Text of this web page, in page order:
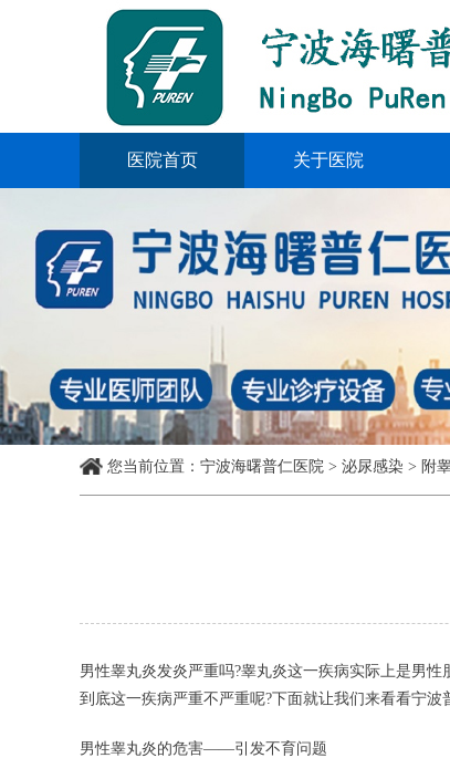
医院首页 关于医院
您当前位置 ： 宁波海曙普仁医院 > 泌尿感染 > 附
男性睾丸炎发炎严重吗?睾丸炎这一疾病实际上是男
到底这一疾病严重不严重呢?下面就让我们来看看宁波
男性睾丸炎的危害——引发不育问题